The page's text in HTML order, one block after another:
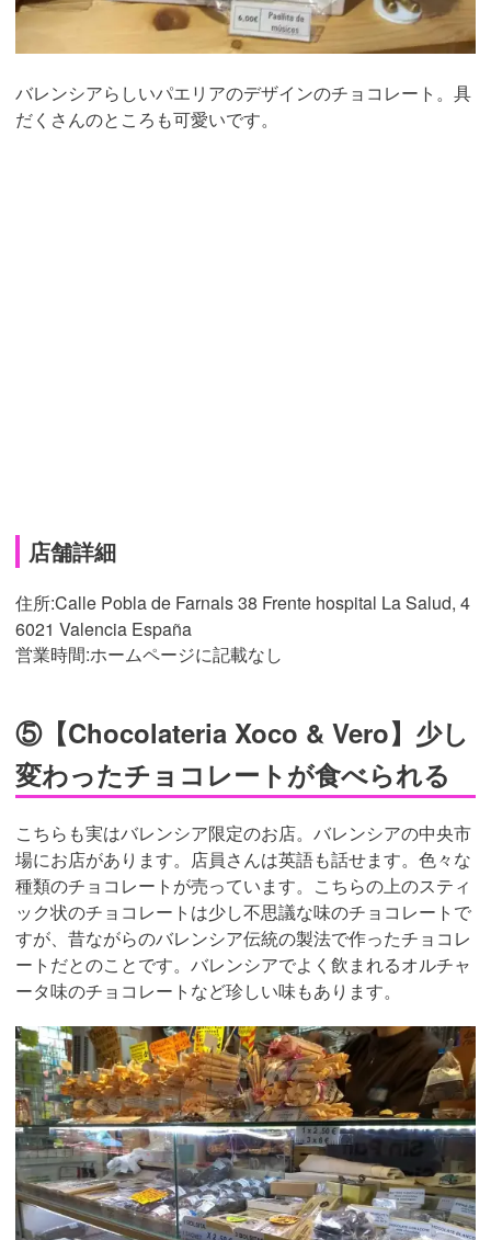
バレンシアらしいパエリアのデザインのチョコレート。具
だくさんのところも可愛いです。
店舗詳細
住所:Calle Pobla de Farnals 38 Frente hospital La Salud, 4
6021 Valencia España
営業時間:ホームページに記載なし
⑤【Chocolateria Xoco & Vero】少し
変わったチョコレートが食べられる
こちらも実はバレンシア限定のお店。バレンシアの中央市
場にお店があります。店員さんは英語も話せます。色々な
種類のチョコレートが売っています。こちらの上のスティ
ック状のチョコレートは少し不思議な味のチョコレートで
すが、昔ながらのバレンシア伝統の製法で作ったチョコレ
ートだとのことです。バレンシアでよく飲まれるオルチャ
ータ味のチョコレートなど珍しい味もあります。